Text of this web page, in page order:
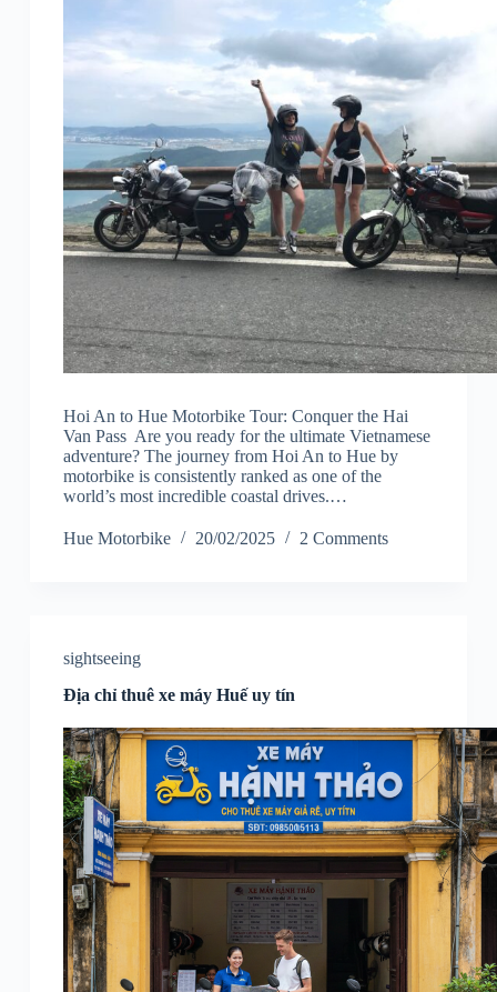
Hoi An to Hue Motorbike Tour: Conquer the Hai
Van Pass Are you ready for the ultimate Vietnamese
adventure? The journey from Hoi An to Hue by
motorbike is consistently ranked as one of the
world’s most incredible coastal drives.…
Hue Motorbike 20/02/2025 2 Comments
sightseeing
Địa chỉ thuê xe máy Huế uy tín